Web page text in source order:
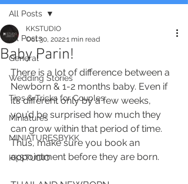
All Posts
General
Wedding Stories
Tips & Tricks for Couples
Miniatures
MINIATURESBYKK
KKSTUDIO
All Posts
Baby Parin!
KKSTUDIO
Oct 30, 20221 min read
There is a lot of difference between a
Newborn & 1-2 months baby. Even if
it’s different only by a few weeks,
you’d be surprised how much they
can grow within that period of time.
Thus, make sure you book an
appointment before they are born.